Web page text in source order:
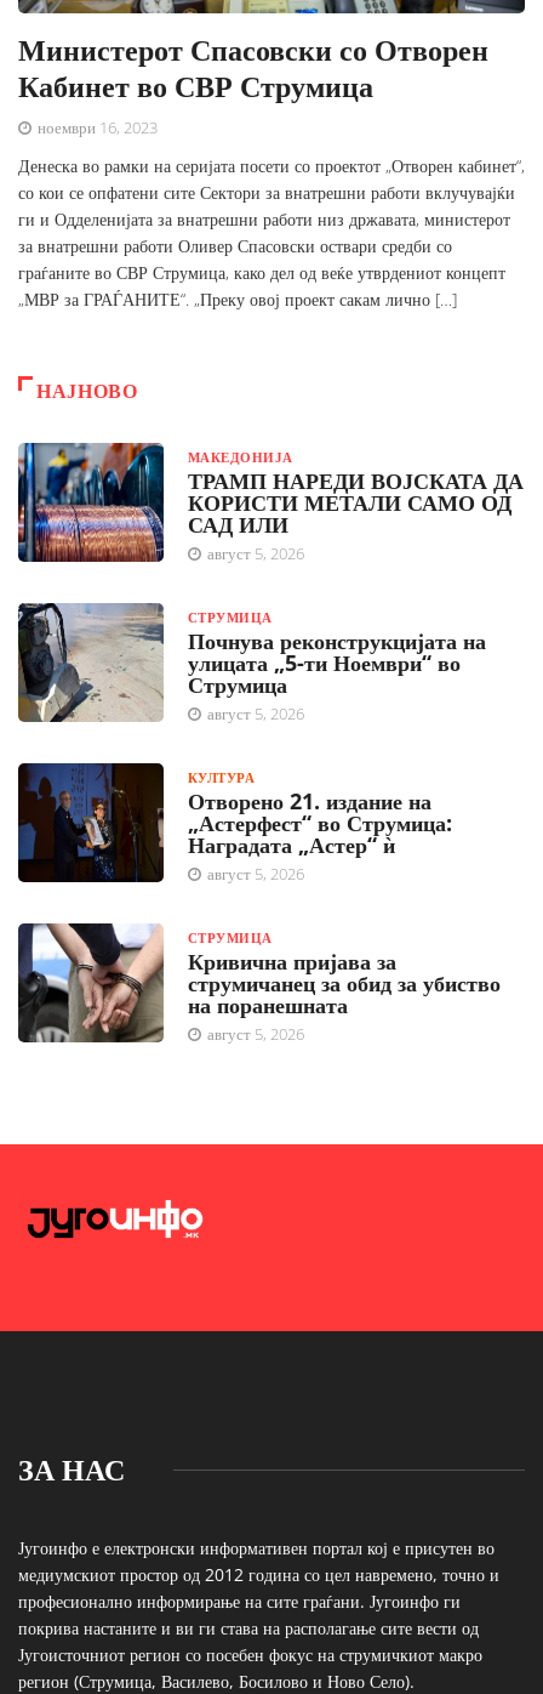
Министерот Спасовски со Отворен
Кабинет во СВР Струмица
ноември 16, 2023
Денеска во рамки на серијата посети со проектот „Отворен кабинет“,
со кои се опфатени сите Сектори за внатрешни работи вклучувајќи
ги и Одделенијата за внатрешни работи низ државата, министерот
за внатрешни работи Оливер Спасовски оствари средби со
граѓаните во СВР Струмица, како дел од веќе утврдениот концепт
„МВР за ГРАЃАНИТЕ“. „Преку овој проект сакам лично […]
НАЈНОВО
МАКЕДОНИЈА
ТРАМП НАРЕДИ ВОЈСКАТА ДА
КОРИСТИ МЕТАЛИ САМО ОД
САД ИЛИ
август 5, 2026
СТРУМИЦА
Почнува реконструкцијата на
улицата „5-ти Ноември“ во
Струмица
август 5, 2026
КУЛТУРА
Отворено 21. издание на
„Астерфест“ во Струмица:
Наградата „Астер“ ѝ
август 5, 2026
СТРУМИЦА
Кривична пријава за
струмичанец за обид за убиство
на поранешната
август 5, 2026
ЗА НАС
Југоинфо е електронски информативен портал кој е присутен во
медиумскиот простор од 2012 година со цел навремено, точно и
професионално информирање на сите граѓани. Југоинфо ги
покрива настаните и ви ги става на располагање сите вести од
Југоисточниот регион со посебен фокус на струмичкиот макро
регион (Струмица, Василево, Босилово и Ново Село).